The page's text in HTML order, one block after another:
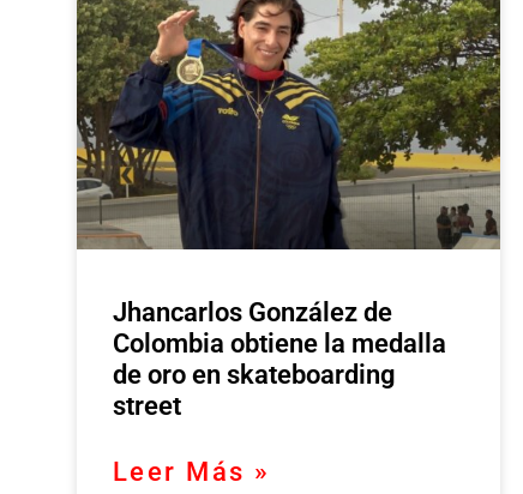
Jhancarlos González de
Colombia obtiene la medalla
de oro en skateboarding
street
Leer Más »